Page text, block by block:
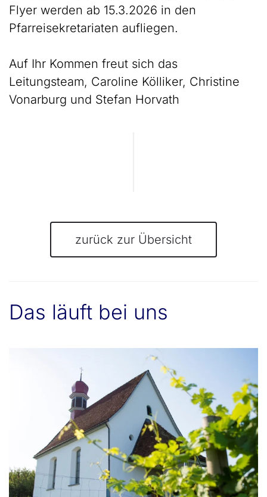
Flyer werden ab 15.3.2026 in den
Pfarreisekretariaten aufliegen.
Auf Ihr Kommen freut sich das
Leitungsteam, Caroline Kölliker, Christine
Vonarburg und Stefan Horvath
zurück zur Übersicht
Das läuft bei uns